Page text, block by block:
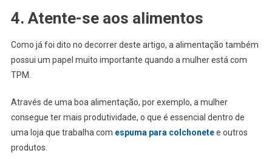
4. Atente-se aos alimentos
Como já foi dito no decorrer deste artigo, a alimentação também
possui um papel muito importante quando a mulher está com
TPM.
Através de uma boa alimentação, por exemplo, a mulher
consegue ter mais produtividade, o que é essencial dentro de
uma loja que trabalha com espuma para colchonetee outros
produtos.